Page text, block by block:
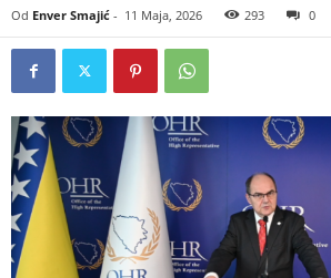
Od Enver Smajić - 11 Maja, 2026 293 0